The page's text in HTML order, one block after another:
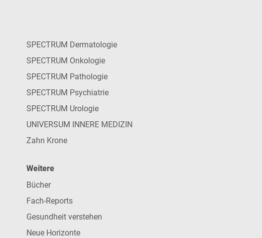
SPECTRUM Dermatologie
SPECTRUM Onkologie
SPECTRUM Pathologie
SPECTRUM Psychiatrie
SPECTRUM Urologie
UNIVERSUM INNERE MEDIZIN
Zahn Krone
Weitere
Bücher
Fach-Reports
Gesundheit verstehen
Neue Horizonte